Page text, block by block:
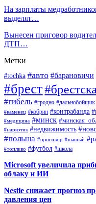
На зарплаты
выделят…
Вынесен приговор
ДТП…
Метки
#tochka #авто #барановичи
#брест
#гибель #гродно #дальнобойщик
#каменец #кобрин #контрабанда
#медицина #минск
#наркотик #недвижимость
#польша #приговор #пьяный
#топливо #футбол #школа
Microsoft увеличила
облаку и ИИ
Nestle снижает прогноз
давления цен